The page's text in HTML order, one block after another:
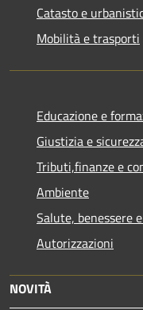
Catasto e
Mobilità e trasporti
Educazione e
Giustizia e
Tributi,finanze e
Ambiente
Salute, benessere
Autorizzazioni
NOVITÀ